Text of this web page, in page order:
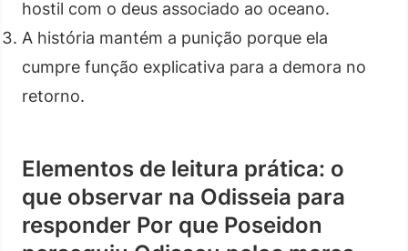
hostil com o deus associado ao oceano.
A história mantém a punição porque ela
cumpre função explicativa para a demora no
retorno.
Elementos de leitura prática: o
que observar na Odisseia para
responder Por que Poseidon